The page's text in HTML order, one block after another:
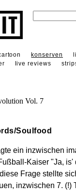
konserven
live reviews
Vol. 7
Soulfood
ein inzwischen
Kaiser "Ja, is'
Frage stellte
inzwischen 7. (!)